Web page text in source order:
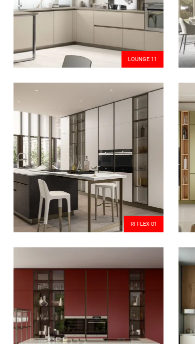
LOUNGE 11
RI FLEX 01